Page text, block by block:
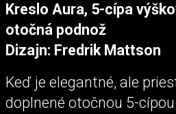
Kreslo Aura, 5-cípa
otočná podnož
Dizajn: Fredrik Mattson
Keď je elegantné, ale
doplnené otočnou 5-